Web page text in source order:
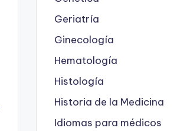
Geriatría
Ginecología
Hematología
Histología
Historia de la Medicina
Idiomas para médicos